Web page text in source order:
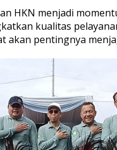
HKN menjadi
kualitas
akan pentingnya